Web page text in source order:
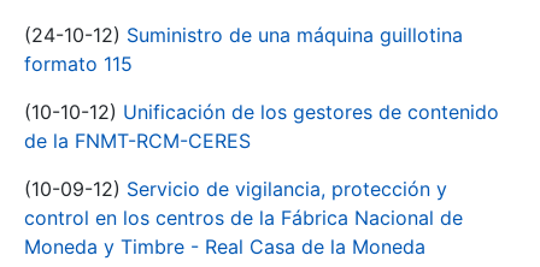
(24-10-12) Suministro de una máquina guillotina
formato 115
(10-10-12) Unificación de los gestores de contenido
de la FNMT-RCM-CERES
(10-09-12) Servicio de vigilancia, protección y
control en los centros de la Fábrica Nacional de
Moneda y Timbre - Real Casa de la Moneda